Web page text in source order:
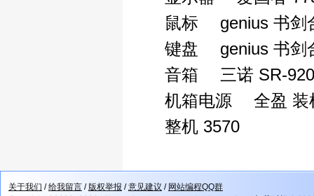
鼠标 genius 书剑
键盘 genius 书剑
音箱 三诺 SR-
机箱电源 全盈 装
整机 3570
关于我们 /给我留言 /版权举报 /意见建议 / 网站编程QQ群